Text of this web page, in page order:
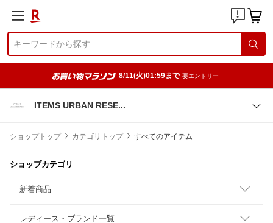
8/11(火)01:59まで 要エントリー
ITEMS URBAN RESE
ショップトップ カテゴリトップ すべてのアイテム
ショップカテゴリ
新着商品
レディース・ブランド一覧